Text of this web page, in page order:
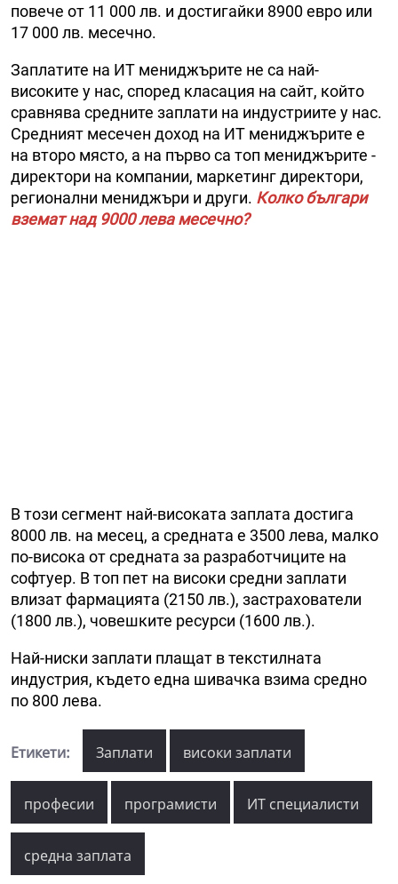
повече от 11 000 лв. и достигайки 8900 евро или
17 000 лв. месечно.
Заплатите на ИТ мениджърите не са най-
високите у нас, според класация на сайт, който
сравнява средните заплати на индустриите у нас.
Средният месечен доход на ИТ мениджърите е
на второ място, а на първо са топ мениджърите -
директори на компании, маркетинг директори,
регионални мениджъри и други. Колко българи
вземат над 9000 лева месечно?
В този сегмент най-високата заплата достига
8000 лв. на месец, а средната е 3500 лева, малко
по-висока от средната за разработчиците на
софтуер. В топ пет на високи средни заплати
влизат фармацията (2150 лв.), застрахователи
(1800 лв.), човешките ресурси (1600 лв.).
Най-ниски заплати плащат в текстилната
индустрия, където една шивачка взима средно
по 800 лева.
Етикети: Заплати високи заплати
професии програмисти ИТ специалисти
средна заплата